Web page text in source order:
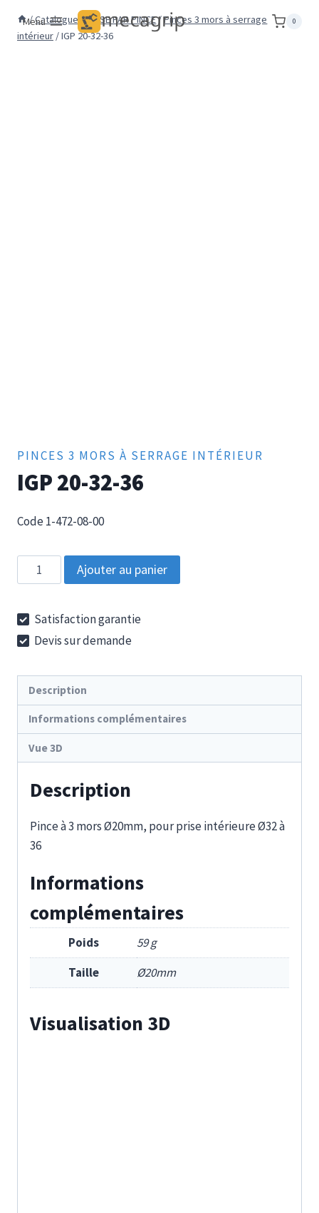
Menu 0
/Catalogue /PRISE PAR PINCE/Pinces 3 mors à serrage
intérieur /IGP 20-32-36
PINCES 3 MORS À SERRAGE INTÉRIEUR
IGP 20-32-36
Code 1-472-08-00
quantité
de
20-
32-
Ajouter au panier
Satisfaction garantie
Devis sur demande
Description
Informations complémentaires
Vue 3D
Description
Pince à 3 mors Ø20mm, pour prise intérieure Ø32 à
36
Informations
complémentaires
Poids
59 g
Taille
Ø20mm
Visualisation 3D